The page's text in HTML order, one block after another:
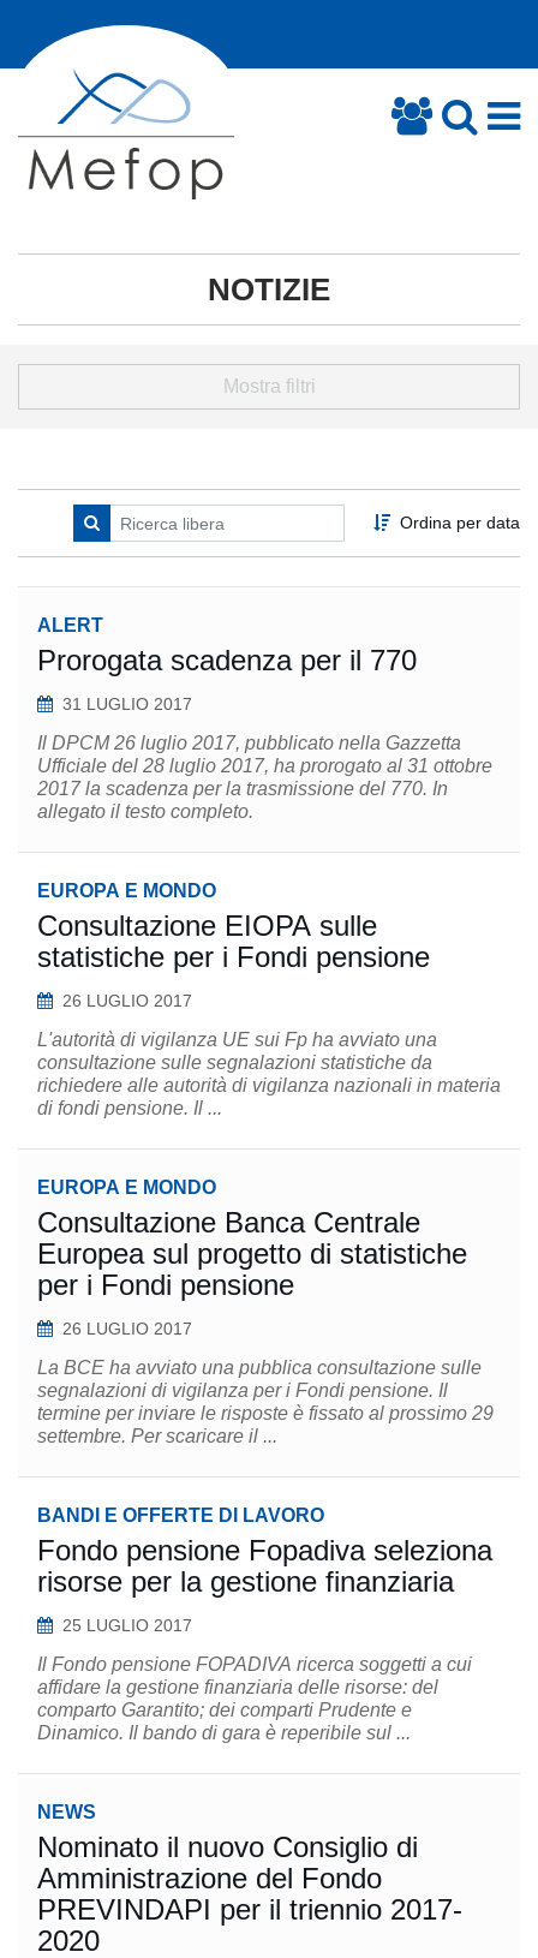
NOTIZIE
Mostra filtri
Ordina per data
ALERT
Prorogata scadenza per il 770
31 LUGLIO 2017
Il DPCM 26 luglio 2017, pubblicato nella Gazzetta
Ufficiale del 28 luglio 2017, ha prorogato al 31 ottobre
2017 la scadenza per la trasmissione del 770. In
allegato il testo completo.
EUROPA E MONDO
Consultazione EIOPA sulle
statistiche per i Fondi pensione
26 LUGLIO 2017
L'autorità di vigilanza UE sui Fp ha avviato una
consultazione sulle segnalazioni statistiche da
richiedere alle autorità di vigilanza nazionali in materia
di fondi pensione. Il ...
EUROPA E MONDO
Consultazione Banca Centrale
Europea sul progetto di statistiche
per i Fondi pensione
26 LUGLIO 2017
La BCE ha avviato una pubblica consultazione sulle
segnalazioni di vigilanza per i Fondi pensione. Il
termine per inviare le risposte è fissato al prossimo 29
settembre. Per scaricare il ...
BANDI E OFFERTE DI LAVORO
Fondo pensione Fopadiva seleziona
risorse per la gestione finanziaria
25 LUGLIO 2017
Il Fondo pensione FOPADIVA ricerca soggetti a cui
affidare la gestione finanziaria delle risorse: del
comparto Garantito; dei comparti Prudente e
Dinamico. Il bando di gara è reperibile sul ...
NEWS
Nominato il nuovo Consiglio di
Amministrazione del Fondo
PREVINDAPI per il triennio 2017-
2020